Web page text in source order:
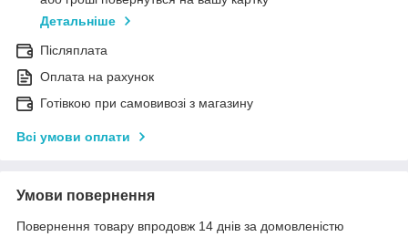
Детальніше
Післяплата
Оплата на рахунок
Готівкою при самовивозі з магазину
Всі умови оплати
Умови повернення
Повернення товару впродовж 14 днів за домовленістю